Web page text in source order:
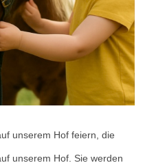
unserem Hof feiern, die
unserem Hof. Sie werden